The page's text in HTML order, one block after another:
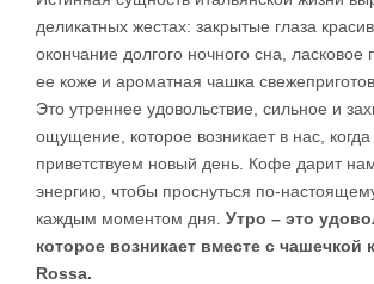
деликатных жестах: закрытые глаза
окончание долгого ночного сна, ласковое
ее коже и ароматная чашка
Это утреннее удовольствие, сильное и
ощущение, которое возникает в нас,
приветствуем новый день. Кофе дарит
энергию, чтобы проснуться по-
каждым моментом дня. Утро – это
которое возникает вместе с чашечкой
Rossa.